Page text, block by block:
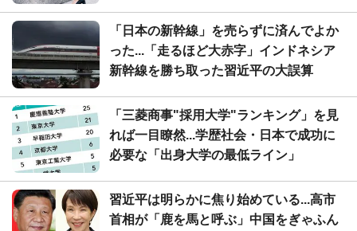
「日本の新幹線」を売らずに済んでよか
った...「走るほど大赤字」インドネシア
新幹線を勝ち取った習近平の大誤算
「三菱商事"採用大学"ランキング」を見
れば一目瞭然...学歴社会・日本で成功に
必要な「出身大学の最低ライン」
習近平は明らかに焦り始めている...高市
首相が「鹿を馬と呼ぶ」中国をぎゃふん